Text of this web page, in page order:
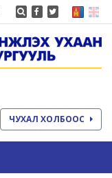
ЧУХАЛ ХОЛБООС